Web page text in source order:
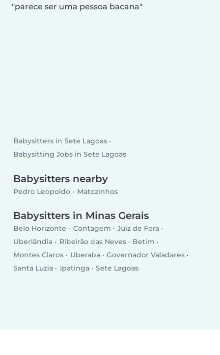
parece ser uma pessoa bacana
Babysitters in Sete Lagoas
Babysitting Jobs in Sete Lagoas
Babysitters nearby
Pedro Leopoldo Matozinhos
Babysitters in Minas Gerais
Belo Horizonte Contagem
Juiz de Fora
Uberlândia
Ribeirão das Neves
Betim
Montes Claros
Uberaba
Governador Valadares
Santa Luzia
Ipatinga Sete Lagoas